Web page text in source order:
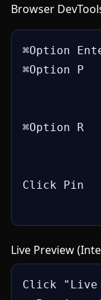
Browser
⌘Option
⌘Option P
⌘Option R
Click Pin
Live Preview
Click "Live